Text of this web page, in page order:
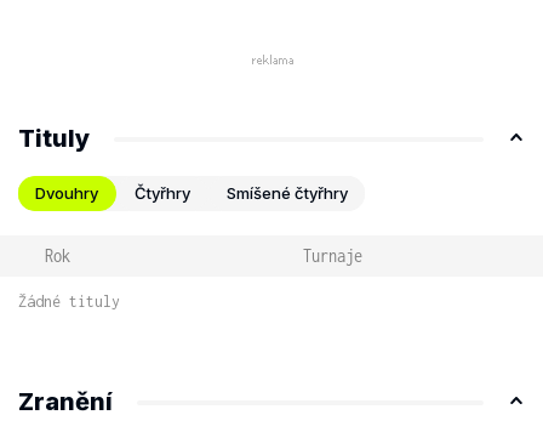
Tituly
Dvouhry Čtyřhry Smíšené čtyřhry
Rok Turnaje
Žádné tituly
Zranění